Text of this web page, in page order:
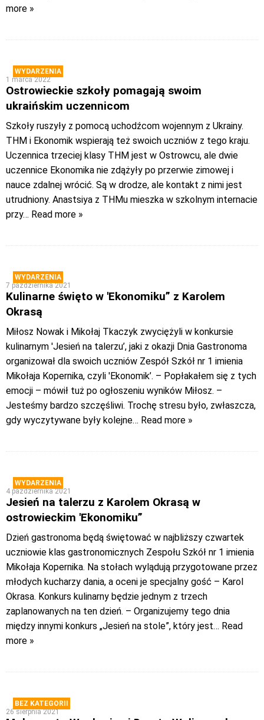
more »
WYDARZENIA
1 marca 2022
Ostrowieckie szkoły pomagają swoim
ukraińskim uczennicom
Szkoły ruszyły z pomocą uchodźcom wojennym z Ukrainy.
THM i Ekonomik wspierają też swoich uczniów z tego kraju.
Uczennica trzeciej klasy THM jest w Ostrowcu, ale dwie
uczennice Ekonomika nie zdążyły po przerwie zimowej i
nauce zdalnej wrócić. Są w drodze, ale kontakt z nimi jest
utrudniony. Anastsiya z THMu mieszka w szkolnym internacie
przy… Read more »
WYDARZENIA
7 października 2021
Kulinarne święto w 'Ekonomiku” z Karolem
Okrasą
Miłosz Nowak i Mikołaj Tkaczyk zwyciężyli w konkursie
kulinarnym 'Jesień na talerzu’, jaki z okazji Dnia Gastronoma
organizował dla swoich uczniów Zespół Szkół nr 1 imienia
Mikołaja Kopernika, czyli 'Ekonomik’. – Popłakałem się z tych
emocji – mówił tuż po ogłoszeniu wyników Miłosz. –
Jesteśmy bardzo szczęśliwi. Trochę stresu było, zwłaszcza,
gdy wyczytywane były kolejne… Read more »
WYDARZENIA
4 października 2021
Jesień na talerzu z Karolem Okrasą w
ostrowieckim 'Ekonomiku”
Dzień gastronoma będą świętować w najbliższy czwartek
uczniowie klas gastronomicznych Zespołu Szkół nr 1 imienia
Mikołaja Kopernika. Na stołach wylądują przygotowane przez
młodych kucharzy dania, a oceni je specjalny gość – Karol
Okrasa. Konkurs kulinarny będzie jednym z trzech
zaplanowanych na ten dzień. – Organizujemy tego dnia
między innymi konkurs „Jesień na stole”, który jest… Read
more »
BEZ KATEGORII
26 sierpnia 2021